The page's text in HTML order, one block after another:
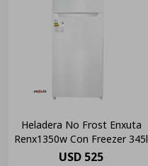
Heladera No Frost Enxuta
Renx1350w Con Freezer 345l
USD 525